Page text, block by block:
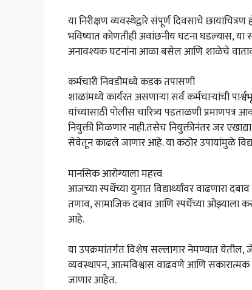
या निरीक्षण व्यवस्थेद्वारे संपूर्ण दिवसाचे
भविष्यात कोणतीही अवांछनीय घटना घडल्यास,
अनावश्यक घटनांना आळा बसेल आणि शाळेचे
कर्मचारी निवडीमध्ये कडक तपासणी
शाळांमध्ये कार्यरत असणाऱ्या सर्व कर्मचाऱ्यांची
यांच्यासाठी पोलीस चारित्र्य पडताळणी
नियुक्ती मिळणार नाही.तसेच नियुक्तीनंतर जर
सेवेतून काढले जाणार आहे. या कठोर उपायांमुळे
मानसिक आरोग्याला महत्त्व
आजच्या स्पर्धेच्या युगात विद्यार्थ्यांवर वाढणारा
तणाव, सामाजिक दबाव आणि स्पर्धेच्या ओझ्याला कसे
आहे.
या उपक्रमांतर्गत विशेष सल्लागार नेमण्यात
व्यवस्थापन, आत्मविश्वास वाढवणे आणि सकारात्मक
जाणार आहेत.